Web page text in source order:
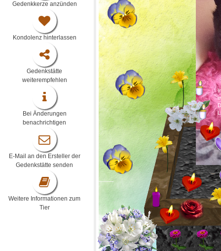
Gedenkkerze anzünden
Kondolenz hinterlassen
Gedenkstätte
weiterempfehlen
Bei Änderungen
benachrichtigen
E-Mail an den Ersteller der
Gedenkstätte senden
Weitere Informationen zum
Tier